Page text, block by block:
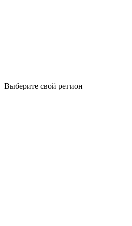
Выберите свой регион